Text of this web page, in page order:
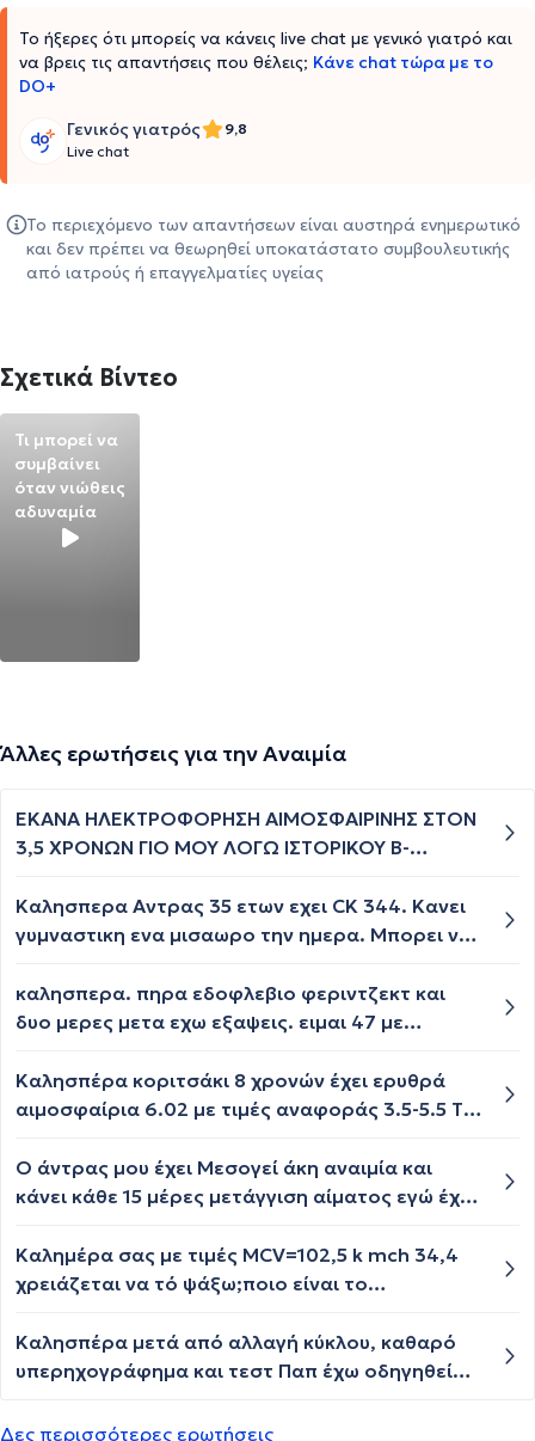
Το ήξερες ότι μπορείς να κάνεις live chat με γενικό γιατρό και
να βρεις τις απαντήσεις που θέλεις; Κάνε chat τώρα με το
DO+
Γενικός γιατρός
9,8
Live chat
Το περιεχόμενο των απαντήσεων είναι αυστηρά ενημερωτικό
και δεν πρέπει να θεωρηθεί υποκατάστατο συμβουλευτικής
από ιατρούς ή επαγγελματίες υγείας
Σχετικά Βίντεο
Τι μπορεί να
συμβαίνει
όταν νιώθεις
αδυναμία
Άλλες ερωτήσεις για την Αναιμία
ΕΚΑΝΑ ΗΛΕΚΤΡΟΦΟΡΗΣΗ ΑΙΜΟΣΦΑΙΡΙΝΗΣ ΣΤΟΝ
3,5 ΧΡΟΝΩΝ ΓΙΟ ΜΟΥ ΛΟΓΩ ΙΣΤΟΡΙΚΟΥ Β-
ΒΓΗΚΕ ΣΥΜΒΑΤΟΣ ΜΕ ΕΤΕΡΟΖΥΓΟ β-
ΜΕΣΟΓΕΙΑΚΗ ΑΝΑΙΜΙΑ. Η ΠΑΙΔΙΑΤΡΟΣ ΜΟΥ ΕΙΠΕ
ΧΡΟΝΟ ΓΙΑ ΕΝΑΝ ΜΗΝΑ. ΕΙΝΑΙ ΒΑΡΙΑΣ ΜΟΡΦΗΣ
ΑΝΑΙΜΙΑ Η ΣΥΓΚΕΚΡΙΜΕΝΗ ΘΕΩΡΕΙΤΑΙ; ΠΡΕΠΕΙ ΝΑ
ΠΡΕΠΕΙ ΝΑ ΚΑΝΟΥΜΕ ΣΕ ΕΤΗΣΙΑ ΒΑΣΗ ΕΞΕΤΑΣΕΙΣ
ΓΙΑ ΝΑ ΤΟ ΠΑΡΑΚΟΛΟΥΘΟΥΜΕ;
Καλησπερα Αντρας 35 ετων εχει CK 344. Κανει
γυμναστικη ενα μισαωρο την ημερα. Μπορει να
εξετασεις ενα χρονο πριν ηταν στα ιδια. Κατι
αλλο δεν δειχνουν οι εξετασεις αιματος. Μονο
καλησπερα. πηρα εδοφλεβιο φεριντζεκτ και
δυο μερες μετα εχω εξαψεις. ειμαι 47 με
Καλησπέρα κοριτσάκι 8 χρονών έχει ερυθρά
αιμοσφαίρια 6.02 με τιμές αναφοράς 3.5-5.5 Τι
Ο άντρας μου έχει Μεσογεί άκη αναιμία και
κάνει κάθε 15 μέρες μετάγγιση αίματος εγώ έχω
αναιμίας θα ήθελα να κάνουμε ένα παιδί το
παιδί μας θα βγει με αναιμία δηλαδή θα
θα είναι φυσιολογικό
Καλημέρα σας με τιμές MCV=102,5 k mch 34,4
χρειάζεται να τό ψάξω;ποιο είναι το
Καλησπέρα μετά από αλλαγή κύκλου, καθαρό
υπερηχογράφημα και τεστ Παπ έχω οδηγηθεί
Απρίλη ήταν 11.6 αιμοσφαιρίνη, 38.5
Δες περισσότερες ερωτήσεις